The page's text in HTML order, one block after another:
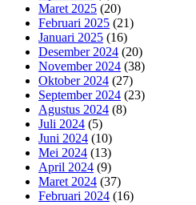
Maret 2025 (20)
Februari 2025 (21)
Januari 2025 (16)
Desember 2024 (20)
November 2024 (38)
Oktober 2024 (27)
September 2024 (23)
Agustus 2024 (8)
Juli 2024 (5)
Juni 2024 (10)
Mei 2024 (13)
April 2024 (9)
Maret 2024 (37)
Februari 2024 (16)